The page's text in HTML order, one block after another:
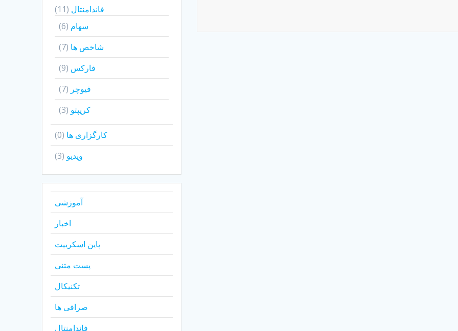
فاندامنتال (11)
سهام (6)
شاخص ها (7)
فارکس (9)
فیوچر (7)
کریپتو (3)
کارگزاری ها (0)
ویدیو (3)
آموزشی
اخبار
پاین اسکریپت
پست متنی
تکنیکال
صرافی ها
فاندامنتال